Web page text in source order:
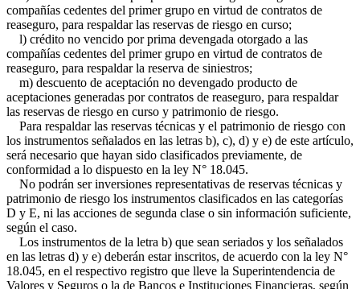
compañías cedentes del primer grupo en virtud de contratos de
reaseguro, para respaldar las reservas de riesgo en curso;
l) crédito no vencido por prima devengada otorgado a las
compañías cedentes del primer grupo en virtud de contratos de
reaseguro, para respaldar la reserva de siniestros;
m) descuento de aceptación no devengado producto de
aceptaciones generadas por contratos de reaseguro, para respaldar
las reservas de riesgo en curso y patrimonio de riesgo.
Para respaldar las reservas técnicas y el patrimonio de riesgo con
los instrumentos señalados en las letras b), c), d) y e) de este artículo,
será necesario que hayan sido clasificados previamente, de
conformidad a lo dispuesto en la ley N° 18.045.
No podrán ser inversiones representativas de reservas técnicas y
patrimonio de riesgo los instrumentos clasificados en las categorías
D y E, ni las acciones de segunda clase o sin información suficiente,
según el caso.
Los instrumentos de la letra b) que sean seriados y los señalados
en las letras d) y e) deberán estar inscritos, de acuerdo con la ley N°
18.045, en el respectivo registro que lleve la Superintendencia de
Valores y Seguros o la de Bancos e Instituciones Financieras, según